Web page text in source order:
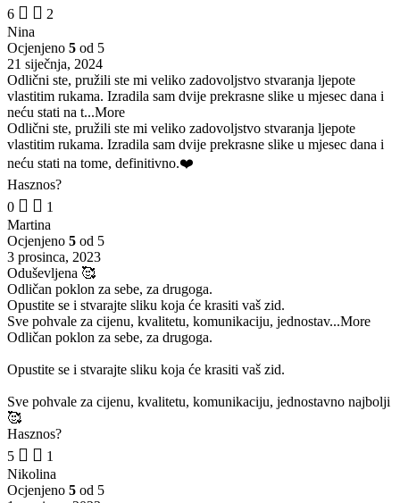
6
2
Nina
Ocjenjeno 5 od 5
21 siječnja, 2024
Odlični ste, pružili ste mi veliko zadovoljstvo stvaranja ljepote
vlastitim rukama. Izradila sam dvije prekrasne slike u mjesec dana i
neću stati na t...More
Odlični ste, pružili ste mi veliko zadovoljstvo stvaranja ljepote
vlastitim rukama. Izradila sam dvije prekrasne slike u mjesec dana i
neću stati na tome, definitivno.❤️
Hasznos?
0
1
Martina
Ocjenjeno 5 od 5
3 prosinca, 2023
Oduševljena 🥰
Odličan poklon za sebe, za drugoga.
Opustite se i stvarajte sliku koja će krasiti vaš zid.
Sve pohvale za cijenu, kvalitetu, komunikaciju, jednostav...More
Odličan poklon za sebe, za drugoga.
Opustite se i stvarajte sliku koja će krasiti vaš zid.
Sve pohvale za cijenu, kvalitetu, komunikaciju, jednostavno najbolji
🥰
Hasznos?
5
1
Nikolina
Ocjenjeno 5 od 5